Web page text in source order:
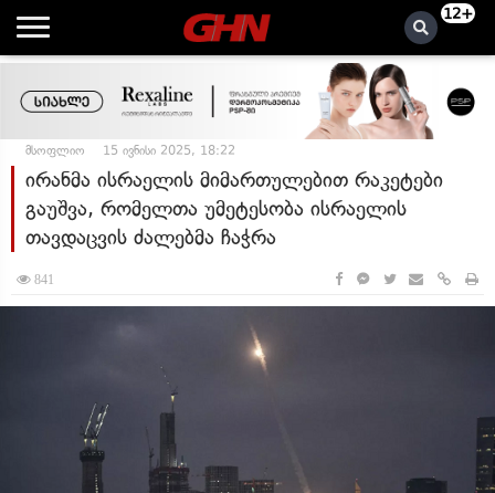
12+
მსოფლიო 15 ივნისი 2025, 18:22
ირანმა ისრაელის მიმართულებით რაკეტები
გაუშვა, რომელთა უმეტესობა ისრაელის
თავდაცვის ძალებმა ჩაჭრა
841